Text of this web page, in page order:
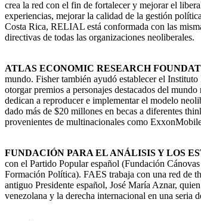
crea la red con el fin de fortalecer y mejorar el
experiencias, mejorar la calidad de la gestión
Costa Rica, RELIAL está conformada con las
directivas de todas las organizaciones neoliberales.
ATLAS ECONOMIC RESEARCH
mundo. Fisher también ayudó establecer el
otorgar premios a personajes destacados del
dedican a reproducer e implementar el modelo
dado más de $20 millones en becas a diferentes
provenientes de multinacionales como
FUNDACIÓN PARA EL ANÁLISIS Y LOS
con el Partido Popular español (Fundación
Formación Política). FAES trabaja con una red de
antiguo Presidente español, José María Aznar,
venezolana y la derecha internacional en una seria